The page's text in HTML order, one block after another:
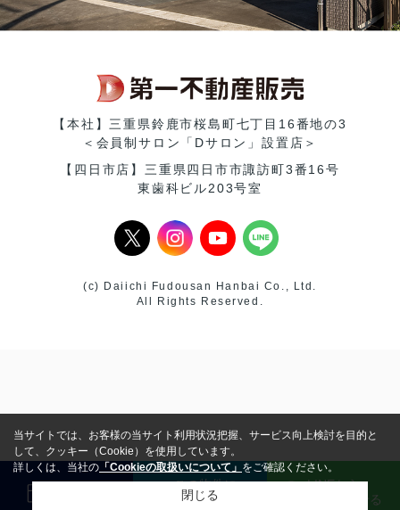
この物件に
問い合わせる
LINEから
問い合わせる
【本社】三重県鈴鹿市桜島町七丁目16番地の3
＜会員制サロン「Dサロン」設置店＞
【四日市店】三重県四日市市諏訪町3番16号
東歯科ビル203号室
(c) Daiichi Fudousan Hanbai Co., Ltd.
All Rights Reserved.
当サイトでは、お客様の当サイト利用状況把握、サービス向上検討を目的と
して、クッキー（Cookie）を使用しています。
詳しくは、当社の 「Cookieの取扱いについて」 をご確認ください。
閉じる